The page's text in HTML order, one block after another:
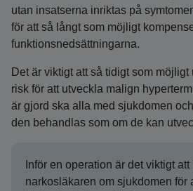
utan insatserna inriktas på
för att så långt som möjligt
funktionsnedsättningarna.
Det är viktigt att så tidigt som
risk för att utveckla malign
är gjord ska alla med sjukdomen
den behandlas som om de kan
Inför en operation är det viktigt att
narkosläkaren om sjukdomen för